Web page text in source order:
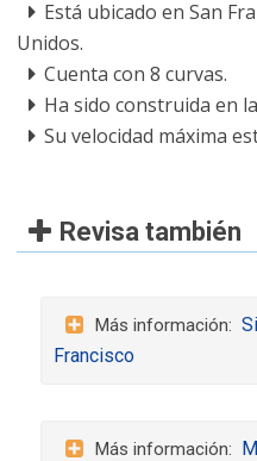
Está ubicado en San
Unidos.
Cuenta con 8 curvas.
Ha sido construida en
Su velocidad máxima
Revisa también
Francisco